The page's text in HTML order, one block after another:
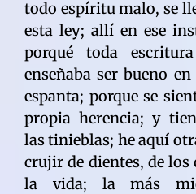
todo espíritu malo, se
esta ley; allí en ese
porqué toda
enseñaba ser bueno
espanta; porque se
propia herencia; y
las tinieblas; he aquí
crujir de dientes, de los
la vida; la más